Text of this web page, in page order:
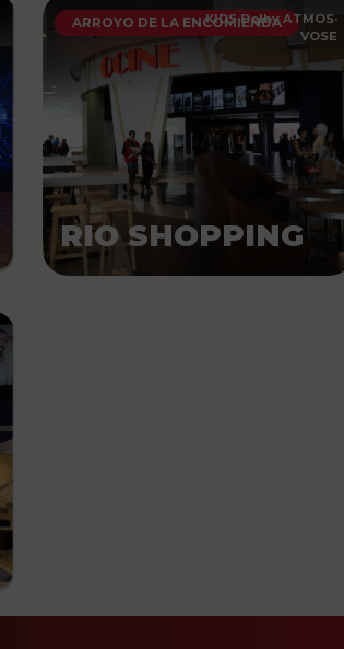
ARROYO DE LA ENCOMIENDA
KIDS·Dolby ATMOS·
VOSE
RIO SHOPPING